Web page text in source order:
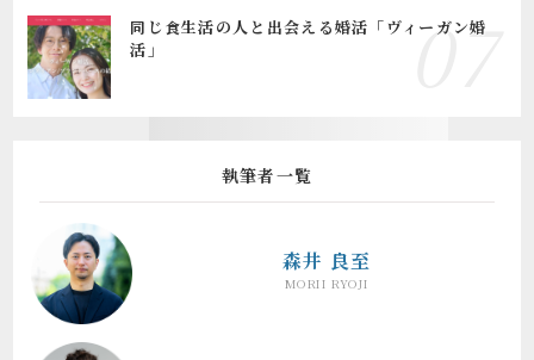
同じ食生活の人と出会える婚活「ヴィーガン婚
活」
執筆者一覧
森井 良至
MORII RYOJI